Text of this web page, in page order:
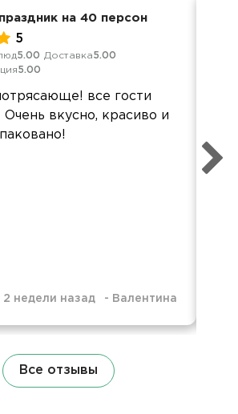
на 40 персон
5
5.00 Доставка5.00
5.00
все гости
вкусно, красиво и
2 недели назад - Валентина
Все отзывы